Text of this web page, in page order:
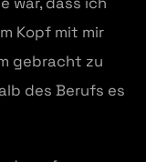
Kopf mit mir
gebracht zu
des Berufs es